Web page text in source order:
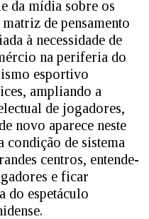
da mídia sobre os
de pensamento
à necessidade de
na periferia do
esportivo
ampliando a
de jogadores,
novo aparece neste
condição de sistema
centros, entende-
e ficar
do espetáculo